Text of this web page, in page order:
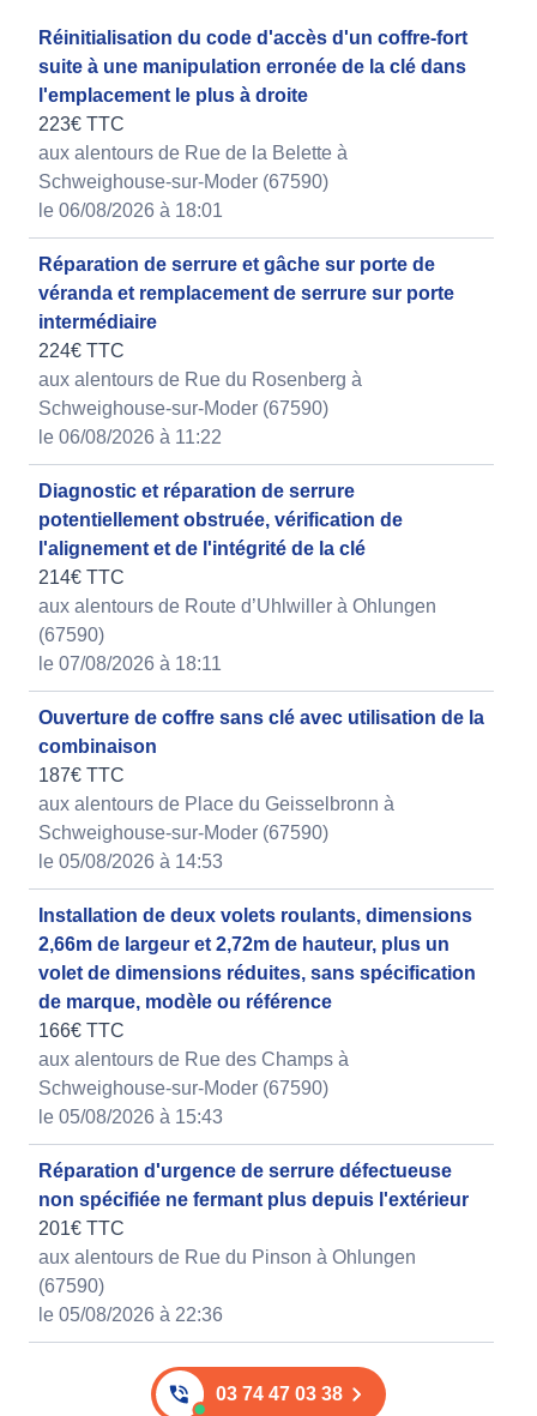
Réinitialisation du code d'accès d'un coffre-fort
suite à une manipulation erronée de la clé dans
l'emplacement le plus à droite
223€ TTC
aux alentours de Rue de la Belette à
Schweighouse-sur-Moder (67590)
le 06/08/2026 à 18:01
Réparation de serrure et gâche sur porte de
véranda et remplacement de serrure sur porte
intermédiaire
224€ TTC
aux alentours de Rue du Rosenberg à
Schweighouse-sur-Moder (67590)
le 06/08/2026 à 11:22
Diagnostic et réparation de serrure
potentiellement obstruée, vérification de
l'alignement et de l'intégrité de la clé
214€ TTC
aux alentours de Route d’Uhlwiller à Ohlungen
(67590)
le 07/08/2026 à 18:11
Ouverture de coffre sans clé avec utilisation de la
combinaison
187€ TTC
aux alentours de Place du Geisselbronn à
Schweighouse-sur-Moder (67590)
le 05/08/2026 à 14:53
Installation de deux volets roulants, dimensions
2,66m de largeur et 2,72m de hauteur, plus un
volet de dimensions réduites, sans spécification
de marque, modèle ou référence
166€ TTC
aux alentours de Rue des Champs à
Schweighouse-sur-Moder (67590)
le 05/08/2026 à 15:43
Réparation d'urgence de serrure défectueuse
non spécifiée ne fermant plus depuis l'extérieur
201€ TTC
aux alentours de Rue du Pinson à Ohlungen
(67590)
le 05/08/2026 à 22:36
03 74 47 03 38